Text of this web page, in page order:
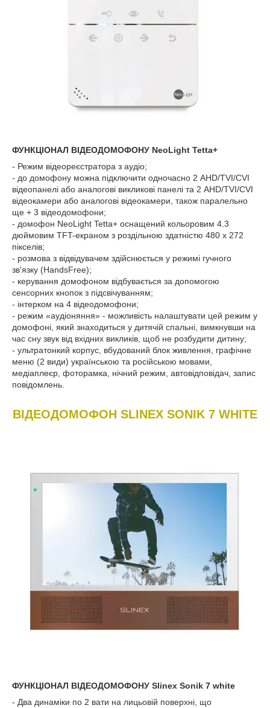
ФУНКЦІОНАЛ ВІДЕОДОМОФОНУ NeoLight Tetta+
- Режим відеореєстратора з аудіо;
- до домофону можна підключити одночасно 2 AHD/TVI/CVI
відеопанелі або аналогові викликові панелі та 2 AHD/TVI/CVI
відеокамери або аналогові відеокамери, також паралельно
ще + 3 відеодомофони;
- домофон NeoLight Tetta+ оснащений кольоровим 4.3
дюймовим TFT-екраном з роздільною здатністю 480 x 272
пікселів;
- розмова з відвідувачем здійснюється у режимі гучного
зв'язку (HandsFree);
- керування домофоном відбувається за допомогою
сенсорних кнопок з підсвічуванням;
- інтерком на 4 відеодомофони;
- режим «аудіоняння» - можливість налаштувати цей режим у
домофоні, який знаходиться у дитячій спальні, вимкнувши на
час сну звук від вхідних викликів, щоб не розбудити дитину;
- ультратонкий корпус, вбудований блок живлення, графічне
меню (2 види) українською та російською мовами,
медіаплеєр, фоторамка, нічний режим, автовідповідач, запис
повідомлень.
ВІДЕОДОМОФОН SLINEX SONIK 7 WHITE
ФУНКЦІОНАЛ ВІДЕОДОМОФОНУ Slinex Sonik 7 white
- Два динаміки по 2 вати на лицьовій поверхні, що